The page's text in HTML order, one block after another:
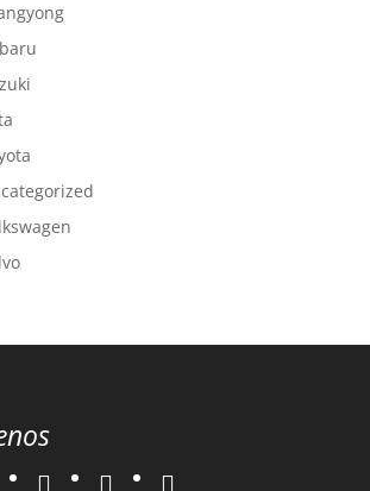
instagramfacebook google